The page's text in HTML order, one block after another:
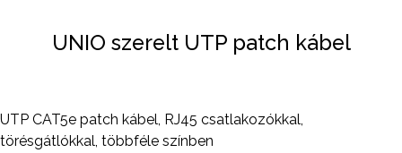
UNIO szerelt UTP patch kábel
UTP CAT5e patch kábel, RJ45 csatlakozókkal,
törésgátlókkal, többféle színben